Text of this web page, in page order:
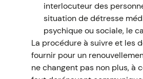
interlocuteur des
situation de détresse
psychique ou sociale, le
La procédure à suivre et les
fournir pour un
ne changent pas non plus, à